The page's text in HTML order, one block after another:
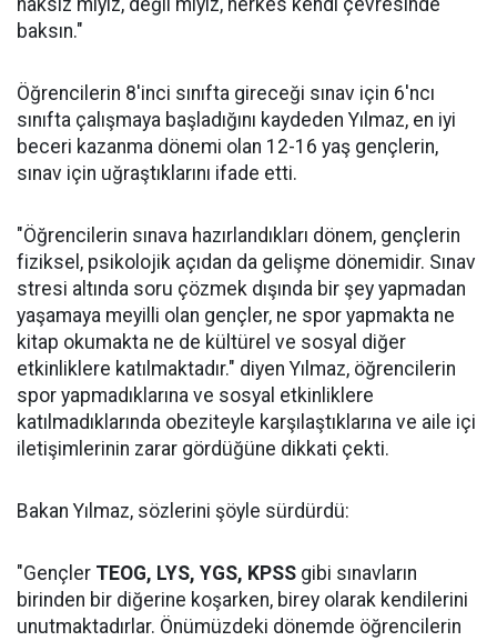
haksız mıyız, değil miyiz, herkes kendi çevresinde
baksın."
Öğrencilerin 8'inci sınıfta gireceği sınav için 6'ncı
sınıfta çalışmaya başladığını kaydeden Yılmaz, en iyi
beceri kazanma dönemi olan 12-16 yaş gençlerin,
sınav için uğraştıklarını ifade etti.
"Öğrencilerin sınava hazırlandıkları dönem, gençlerin
fiziksel, psikolojik açıdan da gelişme dönemidir. Sınav
stresi altında soru çözmek dışında bir şey yapmadan
yaşamaya meyilli olan gençler, ne spor yapmakta ne
kitap okumakta ne de kültürel ve sosyal diğer
etkinliklere katılmaktadır." diyen Yılmaz, öğrencilerin
spor yapmadıklarına ve sosyal etkinliklere
katılmadıklarında obeziteyle karşılaştıklarına ve aile içi
iletişimlerinin zarar gördüğüne dikkati çekti.
Bakan Yılmaz, sözlerini şöyle sürdürdü:
"Gençler TEOG, LYS, YGS, KPSS gibi sınavların
birinden bir diğerine koşarken, birey olarak kendilerini
unutmaktadırlar. Önümüzdeki dönemde öğrencilerin